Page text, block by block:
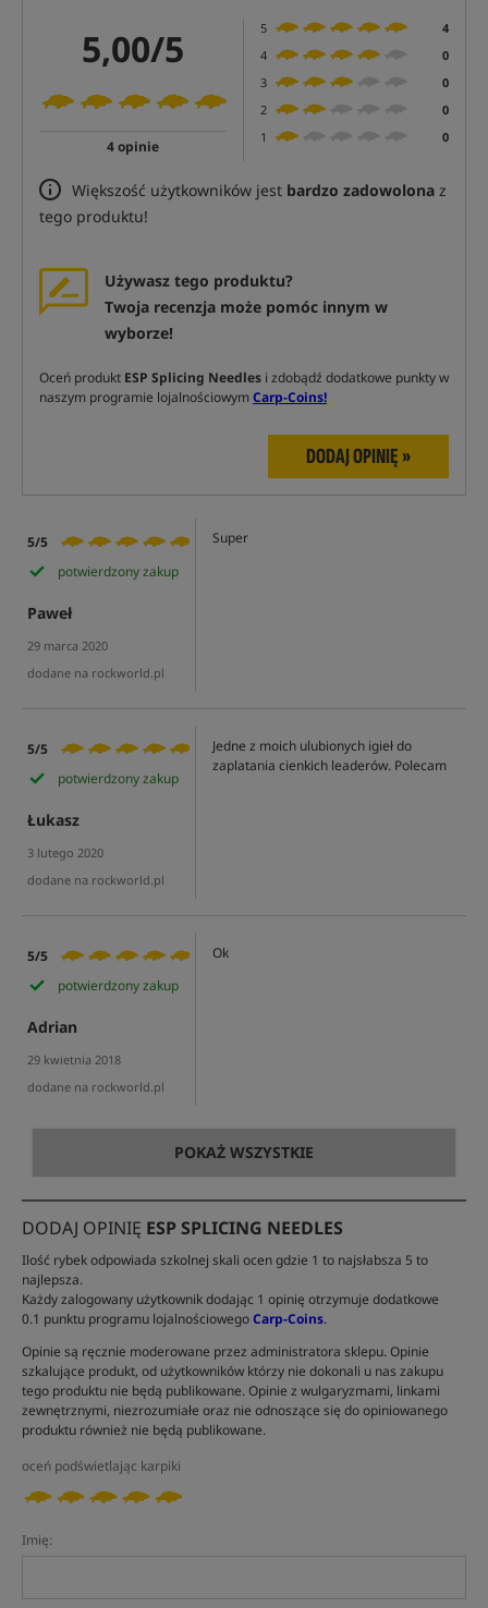
5,00/5
4 opinie
5
4
4
0
3
0
2
0
1
0
Większość użytkowników jest bardzo zadowolona z
tego produktu!
Używasz tego produktu?
Twoja recenzja może pomóc innym w
wyborze!
Oceń produkt ESP Splicing Needles i zdobądź dodatkowe punkty w
naszym programie lojalnościowymCarp-Coins!
DODAJ OPINIĘ »
5/5
potwierdzony zakup
Paweł
29 marca 2020
dodane na rockworld.pl
Super
5/5
potwierdzony zakup
Łukasz
3 lutego 2020
dodane na rockworld.pl
Jedne z moich ulubionych igieł do
zaplatania cienkich leaderów. Polecam
5/5
potwierdzony zakup
Adrian
29 kwietnia 2018
dodane na rockworld.pl
Ok
POKAŻ WSZYSTKIE
DODAJ OPINIĘ ESP SPLICING NEEDLES
Ilość rybek odpowiada szkolnej skali ocen gdzie 1 to najsłabsza 5 to
najlepsza.
Każdy zalogowany użytkownik dodając 1 opinię otrzymuje dodatkowe
0.1 punktu programu lojalnościowegoCarp-Coins.
Opinie są ręcznie moderowane przez administratora sklepu. Opinie
szkalujące produkt, od użytkowników którzy nie dokonali u nas zakupu
tego produktu nie będą publikowane. Opinie z wulgaryzmami, linkami
zewnętrznymi, niezrozumiałe oraz nie odnoszące się do opiniowanego
produktu również nie będą publikowane.
oceń podświetlając karpiki
Imię: